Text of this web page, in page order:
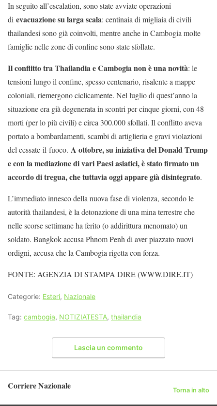
In seguito all’escalation, sono state avviate operazioni
di evacuazione su larga scala: centinaia di migliaia di civili
thailandesi sono già coinvolti, mentre anche in Cambogia molte
famiglie nelle zone di confine sono state sfollate.
Il conflitto tra Thailandia e Cambogia non è una novità: le
tensioni lungo il confine, spesso centenario, risalente a mappe
coloniali, riemergono ciclicamente. Nel luglio di quest’anno la
situazione era già degenerata in scontri per cinque giorni, con 48
morti (per lo più civili) e circa 300.000 sfollati. Il conflitto aveva
portato a bombardamenti, scambi di artiglieria e gravi violazioni
del cessate-il-fuoco. A ottobre, su iniziativa del Donald Trump
e con la mediazione di vari Paesi asiatici, è stato firmato un
accordo di tregua, che tuttavia oggi appare già disintegrato.
L’immediato innesco della nuova fase di violenza, secondo le
autorità thailandesi, è la detonazione di una mina terrestre che
nelle scorse settimane ha ferito (o addirittura menomato) un
soldato. Bangkok accusa Phnom Penh di aver piazzato nuovi
ordigni, accusa che la Cambogia rigetta con forza.
FONTE: AGENZIA DI STAMPA DIRE (WWW.DIRE.IT)
Categorie: Esteri, Nazionale
Tag: cambogia, NOTIZIATESTA, thailandia
Lascia un commento
Corriere Nazionale Torna in alto